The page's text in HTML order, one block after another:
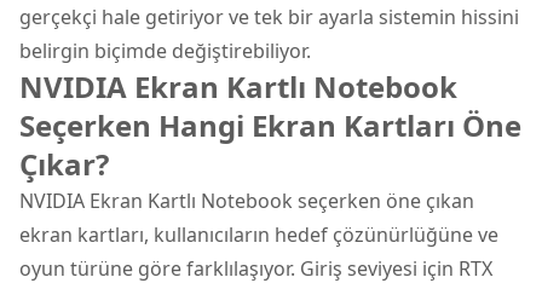
gerçekçi hale getiriyor ve tek bir ayarla sistemin hissini
belirgin biçimde değiştirebiliyor.
NVIDIA Ekran Kartlı Notebook
Seçerken Hangi Ekran Kartları Öne
Çıkar?
NVIDIA Ekran Kartlı Notebook seçerken öne çıkan
ekran kartları, kullanıcıların hedef çözünürlüğüne ve
oyun türüne göre farklılaşıyor. Giriş seviyesi için RTX